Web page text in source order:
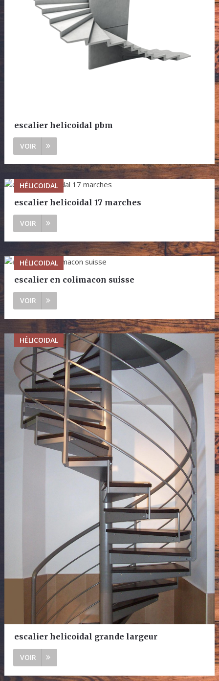
escalier helicoidal pbm
VOIR
HÉLICOIDAL
escalier helicoidal 17 marches
VOIR
HÉLICOIDAL
escalier en colimacon suisse
VOIR
HÉLICOIDAL
escalier helicoidal grande largeur
VOIR